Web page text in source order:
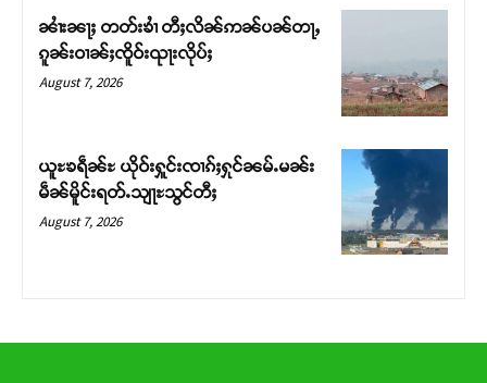
တ်ႇ တူဝ်ႈလုမ်ႈၾႃႉၼၼ်ႉ ၶဝ်ႈႁူမ်ႈၵမ်ႉထႅမ် ၸုမ်းၶၢ
ဝ်ႇၽူႈတွႆႇႁွၵ်ႈ လႆႈယူႇၶႃႈဢေႃႈ။
ၼၢႆးၼႃႈ တတ်းၶၢႆ တီႈလိၼ်ဢၼ်ပၼ်တႃႇ
ၵူၼ်းဝၢၼ်ႈၸိူဝ်းၺႃးလိုပ်ႈ
August 7, 2026
ယူႊၶရဵၼ်ႊ ယိုဝ်းႁူင်းၸၢၵ်ႈႁုင်ၼမ်ႉမၼ်း
မဵၼ်မိူင်းရတ်ႉသျႃႊသွင်တီႈ
August 7, 2026